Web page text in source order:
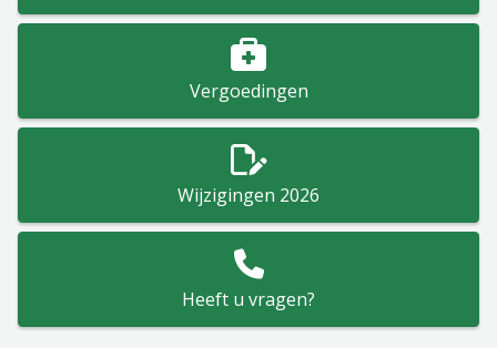
Vergoedingen
Wijzigingen 2026
Heeft u vragen?